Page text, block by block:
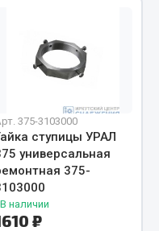
375-3103000
ступицы УРАЛ
универсальная
375-
В наличии
₽